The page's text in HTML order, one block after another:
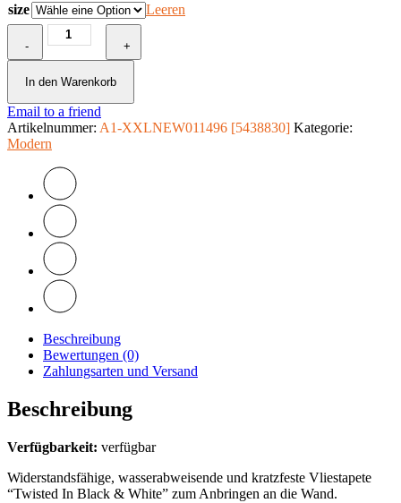
size Leeren
-
Fototapete
-
Twisted
In
&
White
Menge
+
In den Warenkorb
Email to a friend
Artikelnummer: A1-XXLNEW011496 [5438830] Kategorie:
Modern
Beschreibung
Bewertungen (0)
Zahlungsarten und Versand
Beschreibung
Verfügbarkeit: verfügbar
Widerstandsfähige, wasserabweisende und kratzfeste Vliestapete
“Twisted In Black & White” zum Anbringen an die Wand.